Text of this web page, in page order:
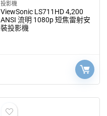
投影機
ViewSonic LS711HD 4,200
ANSI 流明 1080p 短焦雷射安
裝投影機